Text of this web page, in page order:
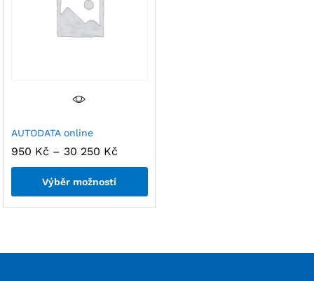
AUTODATA online
950 Kč – 30 250 Kč
Výběr možností